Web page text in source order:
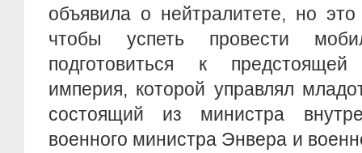
объявила о нейтралитете, но
чтобы успеть провести
подготовиться к
империя, которой управлял
состоящий из министра
военного министра Энвера и